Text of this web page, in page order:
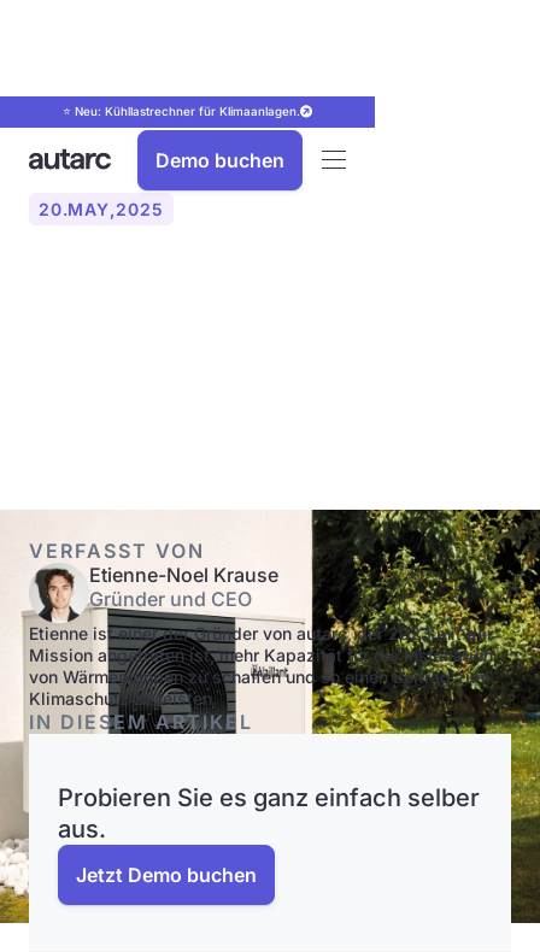
⭐ Neu: Kühllastrechner für Klimaanlagen.
Demo buchen
20.MAY,2025
VERFASST VON
Etienne-Noel Krause
Gründer und CEO
Etienne ist einer der Gründer von autarc, der 2023 mit der
Mission angetreten ist, mehr Kapazität für die Installation
von Wärmepumpen zu schaffen und so einen Beitrag zum
Klimaschutz zu leisten.
IN DIESEM ARTIKEL
Probieren Sie es ganz einfach selber
aus.
Jetzt Demo buchen